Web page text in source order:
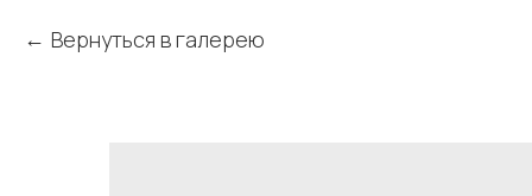
Вернуться в галерею